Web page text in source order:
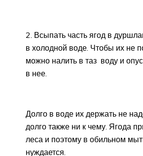
2. Всыпать часть ягод в
в холодной воде. Чтобы их не
можно налить в таз воду и
в нее.
Долго в воде их держать не
долго также ни к чему. Ягода
леса и поэтому в обильном
нуждается.